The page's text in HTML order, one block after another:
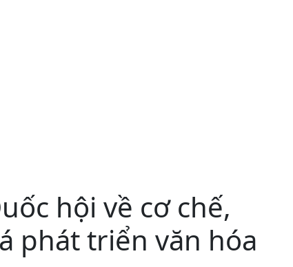
hội về cơ chế,
phát triển văn hóa